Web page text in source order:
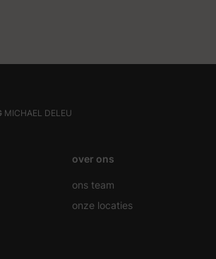
MICHAEL DELEU
over ons
ons team
onze locaties